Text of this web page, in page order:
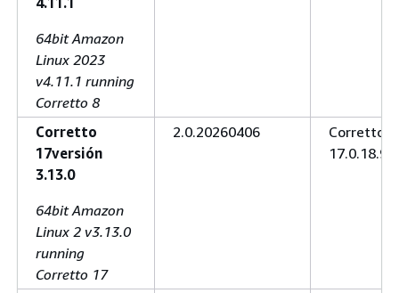
64bit Amazon
Linux 2023
v4.11.1 running
Corretto 8
Corretto
17versión
3.13.0
64bit Amazon
Linux 2 v3.13.0
running
Corretto 17
2.0.20260406
Corretto
17.0.18.9.1